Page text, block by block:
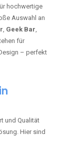
hochwertige
Auswahl an
, Geek Bar,
für
– perfekt
und Qualität
Hier sind